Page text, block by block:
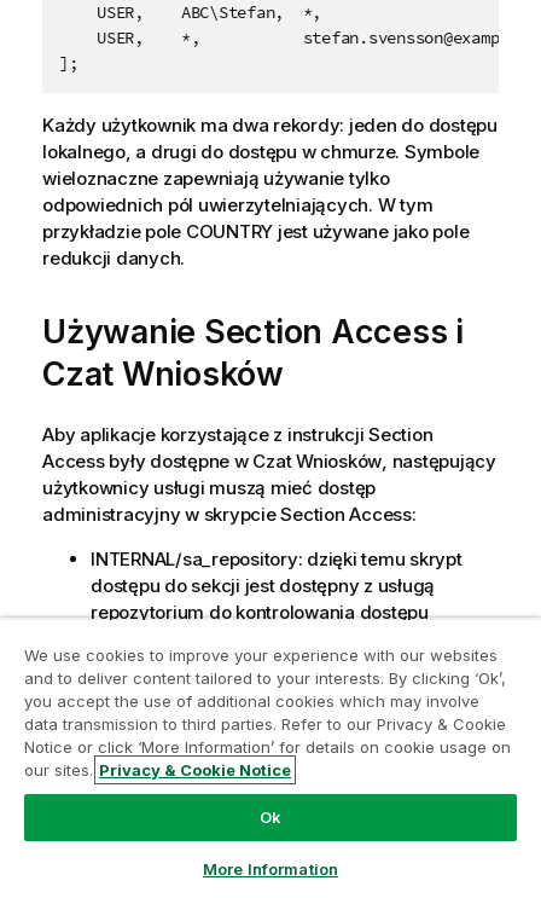
USER,    ABC\Stefan,  *,
USER,    *,
Każdy użytkownik ma dwa rekordy: jeden do dostępu
lokalnego, a drugi do dostępu w chmurze. Symbole
wieloznaczne zapewniają używanie tylko
odpowiednich pól uwierzytelniających. W tym
przykładzie pole COUNTRY jest używane jako pole
redukcji danych.
Używanie Section Access i
Czat Wniosków
Aby aplikacje korzystające z instrukcji Section
Access były dostępne w Czat Wniosków, następujący
użytkownicy usługi muszą mieć dostęp
administracyjny w skrypcie Section Access:
INTERNAL/sa_repository: dzięki temu skrypt
dostępu do sekcji jest dostępny z usługą
repozytorium do kontrolowania dostępu
INTERNAL/sa_scheduler: umożliwia
przeładowanie aplikacji przy użyciu zadań
QMC.
O
t
Jeśli masz poufne informacje w nazwach
aplikacji, pól lub elementów głównych, mogą
one zostać ujawnione przez udostępnienie
aplikacji używających instrukcji Section
We use cookies to improve your experience with our websites
and to deliver content tailored to your interests. By clicking ‘Ok’,
you accept the use of additional cookies which may involve
data transmission to third parties. Refer to our Privacy & Cookie
Notice or click ‘More Information’ for details on cookie usage on
our sites. Privacy & Cookie Notice
Ok
More Information